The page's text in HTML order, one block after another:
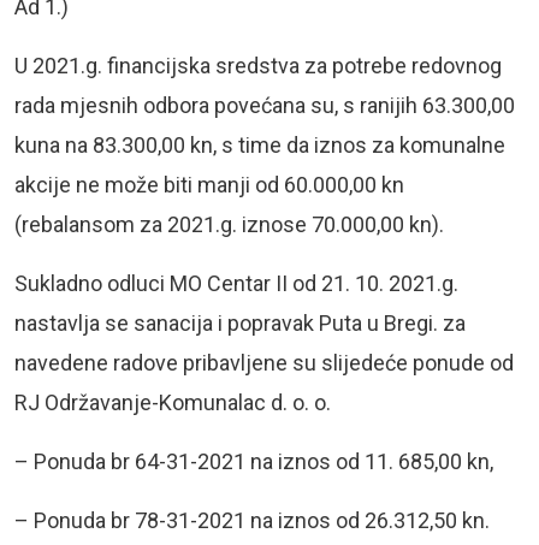
Ad 1.)
U 2021.g. financijska sredstva za potrebe redovnog
rada mjesnih odbora povećana su, s ranijih 63.300,00
kuna na 83.300,00 kn, s time da iznos za komunalne
akcije ne može biti manji od 60.000,00 kn
(rebalansom za 2021.g. iznose 70.000,00 kn).
Sukladno odluci MO Centar II od 21. 10. 2021.g.
nastavlja se sanacija i popravak Puta u Bregi. za
navedene radove pribavljene su slijedeće ponude od
RJ Održavanje-Komunalac d. o. o.
– Ponuda br 64-31-2021 na iznos od 11. 685,00 kn,
– Ponuda br 78-31-2021 na iznos od 26.312,50 kn.